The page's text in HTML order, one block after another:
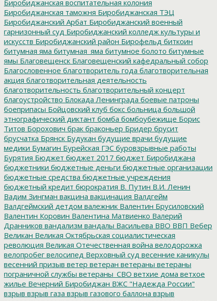
Биробиджанская воспитательная колония
Биробиджанская таможня Биробиджанская ТЭЦ
Биробиджанский Арбат Биробиджанский военный
гарнизонный суд Биробиджанский колледж культуры и
искусств Биробиджанский район Бирофельд биткоин
битумная яма битумная_яма битумное болото битумные
ямы Благовещенск Благовещенский кафедральный собор
Благословенное благотворитель года благотворительная
акция благотворительная деятельность
благотворительность благотворительный концерт
благоустройство Блокада Ленинграда боевые патроны
боеприпасы Бойцовский клуб бокс больница большой
этнографический диктант бомба бомбоубежище Борис
Титов Борохович брак браконьер Бридер брусит
брусчатка Брянск Будукан будущие врачи будущие
медики Бумагин Бурейская ГЭС буровзрывные работы
Бурятия Бюджет бюджет 2017 бюджет Биробиджана
бюджетники бюджетные деньги бюджетные организации
бюджетные средства бюджетные учреждения
бюджетный кредит бюрократия В. Путин В.И. Ленин
Вадим Зингман вакцина вакцинация Валдгейм
Валдгеймский детдом валежник Валентин Брусиловский
Валентин Коровин Валентина Матвиенко Валерий
Дранников вандализм вандалы Васильева ВВО ВВП Вебер
Великан Великая Октябрьская социалистическая
революция Великая Отечественная война велодорожка
велопробег велосипед Верховный суд весенние каникулы
весенний призыв ветер ветеран ветераны ветераны
пограничной службы ветераны_СВО ветхие дома ветхое
жилье Вечерний Биробиджан ВЖС "Надежда России"
взрыв взрыв газа взрыв газового баллона взрыв